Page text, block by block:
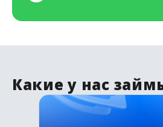
Какие у нас